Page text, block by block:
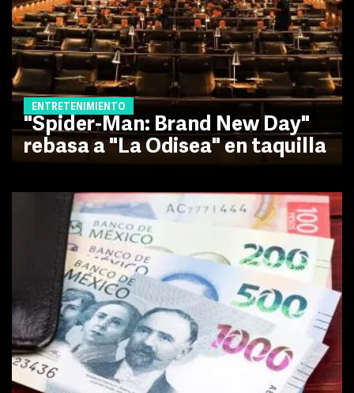
ENTRETENIMIENTO
"Spider-Man: Brand New Day"
rebasa a "La Odisea" en taquilla